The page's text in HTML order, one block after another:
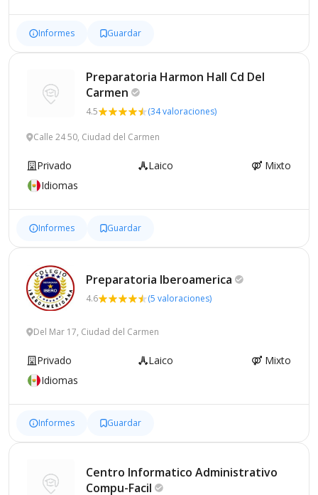
Informes Guardar
Preparatoria Harmon Hall Cd Del
Carmen
4.5 (34 valoraciones)
Calle 24 50, Ciudad del Carmen
Privado Laico
Mixto
Idiomas
Informes Guardar
Preparatoria Iberoamerica
4.6 (5 valoraciones)
Del Mar 17, Ciudad del Carmen
Privado Laico
Mixto
Idiomas
Informes Guardar
Centro Informatico Administrativo
Compu-Facil